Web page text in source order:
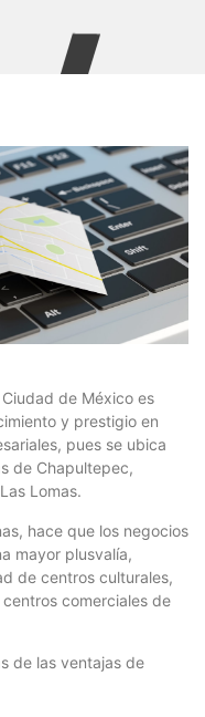
de México es
y prestigio en
pues se ubica
de Chapultepec,
Lomas.
hace que los negocios
mayor plusvalía,
de centros culturales,
comerciales de
de las ventajas de